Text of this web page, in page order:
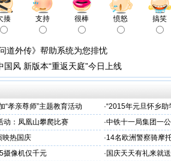
揍 支持 很棒 愤怒 搞笑
道外传》帮助系统为您排忧
国风 新版本“重返天庭”今日上线
“孝亲尊师”主题教育活动 ·“2015年元旦怀乡
动：凤凰山攀爬比赛 ·中铁十一局集团一
映热国庆 ·14名欧洲警察骑摩
摄像机仅千元 · 国庆天天有礼来就